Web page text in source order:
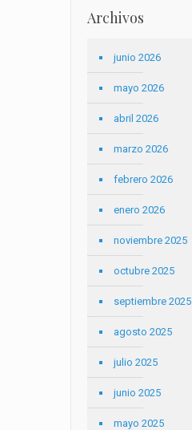
Archivos
junio 2026
mayo 2026
abril 2026
marzo 2026
febrero 2026
enero 2026
noviembre 2025
octubre 2025
septiembre 2025
agosto 2025
julio 2025
junio 2025
mayo 2025